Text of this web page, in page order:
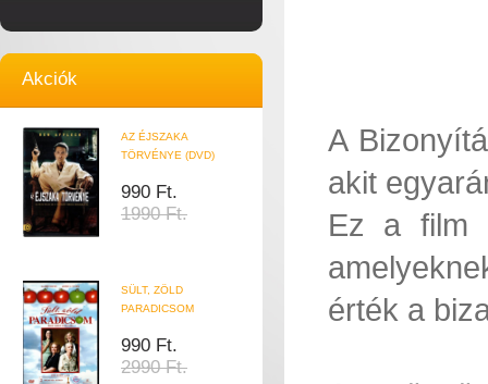
Akciók
AZ ÉJSZAKA
TÖRVÉNYE (DVD)
990 Ft.
1990 Ft.
SÜLT, ZÖLD
PARADICSOM
990 Ft.
2990 Ft.
A
akit
Ez a film
érték a